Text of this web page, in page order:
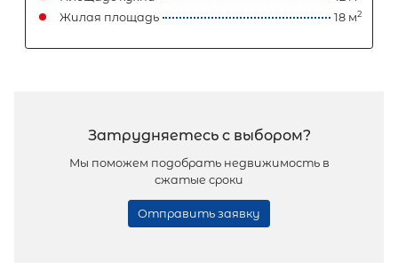
87 корп 3
11 000 000 ₽
Площадь кухни
Жилая площадь